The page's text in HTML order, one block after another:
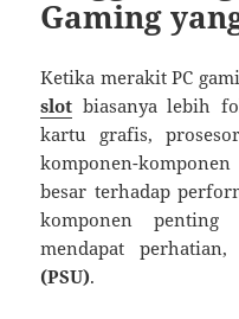
Gaming
Ketika merakit PC
slot biasanya lebih
kartu grafis,
komponen-
besar terhadap
komponen
mendapat
(PSU).